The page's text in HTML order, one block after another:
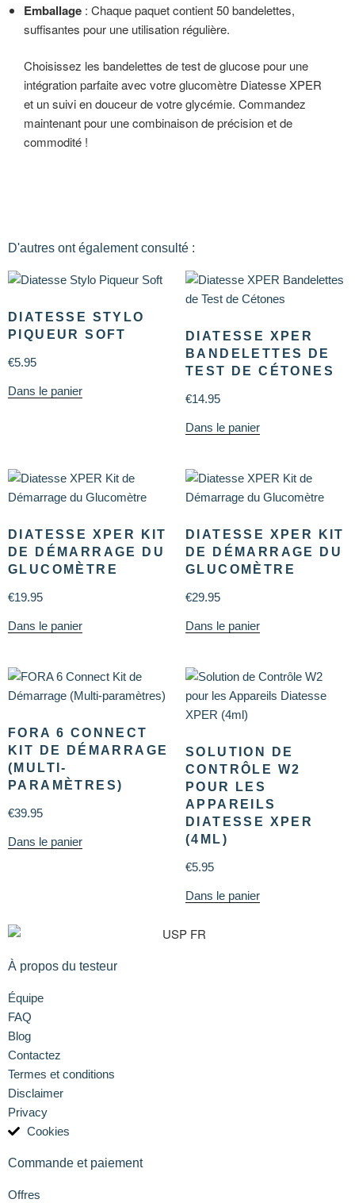
Emballage : Chaque paquet contient 50 bandelettes,
suffisantes pour une utilisation régulière.
Choisissez les bandelettes de test de glucose pour une
intégration parfaite avec votre glucomètre Diatesse XPER
et un suivi en douceur de votre glycémie. Commandez
maintenant pour une combinaison de précision et de
commodité !
D'autres ont également consulté :
DIATESSE STYLO
PIQUEUR SOFT
€5.95
Dans le panier
DIATESSE XPER
BANDELETTES DE
TEST DE CÉTONES
€14.95
Dans le panier
DIATESSE XPER KIT
DE DÉMARRAGE DU
GLUCOMÈTRE
€19.95
Dans le panier
DIATESSE XPER KIT
DE DÉMARRAGE DU
GLUCOMÈTRE
€29.95
Dans le panier
FORA 6 CONNECT
KIT DE DÉMARRAGE
(MULTI-
PARAMÈTRES)
€39.95
Dans le panier
SOLUTION DE
CONTRÔLE W2
POUR LES
APPAREILS
DIATESSE XPER
(4ML)
€5.95
Dans le panier
À propos du testeur
Équipe
FAQ
Blog
Contactez
Termes et conditions
Disclaimer
Privacy
Cookies
Commande et paiement
Offres